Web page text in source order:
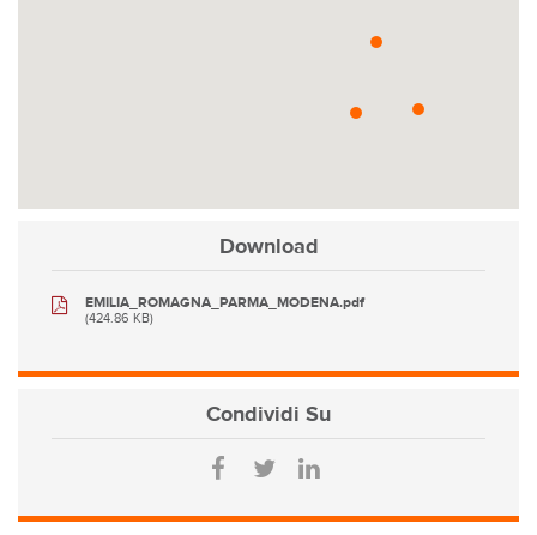
Download
EMILIA_ROMAGNA_PARMA_MODENA.pdf
(424.86 KB)
Condividi Su